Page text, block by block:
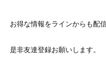
お得な情報をラインからも配
是非友達登録お願いします。